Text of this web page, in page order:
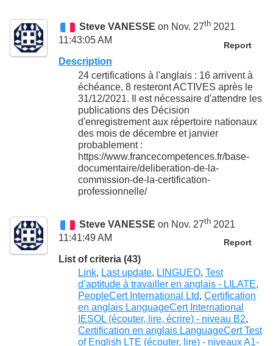
Steve VANESSE on Nov. 27th 2021
11:43:05 AM
Report
Description
24 certifications à l'anglais : 16 arrivent à
échéance, 8 resteront ACTIVES après le
31/12/2021. Il est nécessaire d'attendre les
publications des Décision
d'enregistrement aux répertoire nationaux
des mois de décembre et janvier
probablement :
https://www.francecompetences.fr/base-
documentaire/deliberation-de-la-
commission-de-la-certification-
professionnelle/
Steve VANESSE on Nov. 27th 2021
11:41:49 AM
Report
List of criteria (43)
Link, Last update, LINGUEO, Test
d’aptitude à travailler en anglais - LILATE,
PeopleCert International Ltd, Certification
en anglais LanguageCert International
IESOL (écouter, lire, écrire) - niveau B2,
Certification en anglais LanguageCert Test
of English LTE (écouter, lire) - niveaux A1-